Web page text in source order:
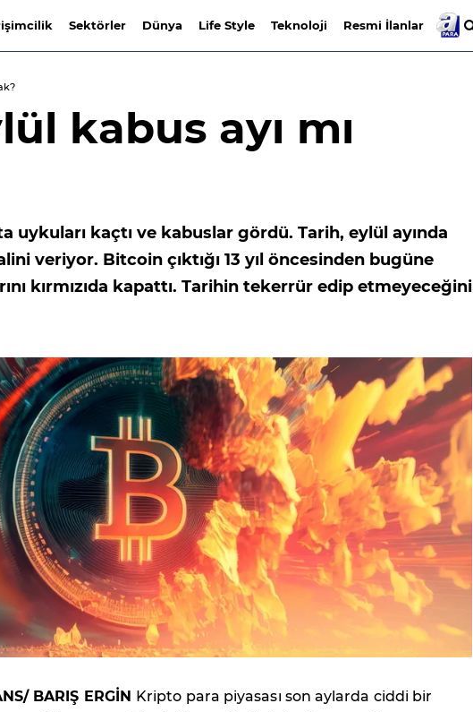
Sektörler Dünya Life Style Teknoloji Resmi İlanlar
kabus ayı mı
uykuları kaçtı ve kabuslar gördü. Tarih, eylül ayında
veriyor. Bitcoin çıktığı 13 yıl öncesinden bugüne
kırmızıda kapattı. Tarihin tekerrür edip etmeyeceğini
BARIŞ ERGİN Kripto para piyasası son aylarda ciddi bir